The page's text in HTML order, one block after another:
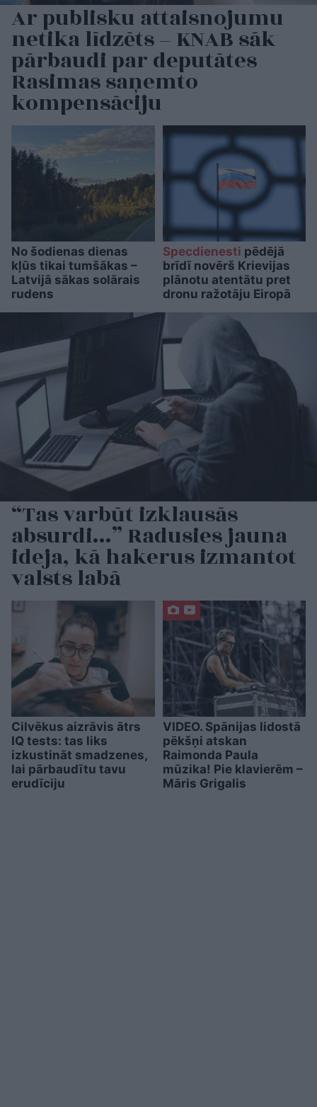
Ar publisku attaisnojumu
netika līdzēts – KNAB sāk
pārbaudi par deputātes
Rasimas saņemto
kompensāciju
No šodienas dienas
kļūs tikai tumšākas –
Latvijā sākas solārais
rudens
Specdienesti pēdējā
brīdī novērš Krievijas
plānotu atentātu pret
dronu ražotāju Eiropā
“Tas varbūt izklausās
absurdi…” Radusies jauna
ideja, kā hakerus izmantot
valsts labā
Cilvēkus aizrāvis ātrs
IQ tests: tas liks
izkustināt smadzenes,
lai pārbaudītu tavu
erudīciju
VIDEO. Spānijas lidostā
pēkšņi atskan
Raimonda Paula
mūzika! Pie klavierēm –
Māris Grigalis